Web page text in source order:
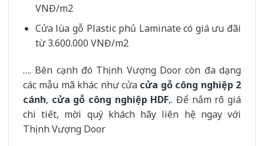
VNĐ/m2
Cửa lùa gỗ Plastic phủ Laminate có giá ưu đãi
từ 3.600.000 VNĐ/m2
…. Bên cạnh đó Thịnh Vượng Door còn đa dạng
các mẫu mã khác như cửa cửa gỗ công nghiệp 2
cánh, cửa gỗ công nghiệp HDF,. Để nắm rõ giá
chi tiết, mời quý khách hãy liên hệ ngay với
Thịnh Vượng Door